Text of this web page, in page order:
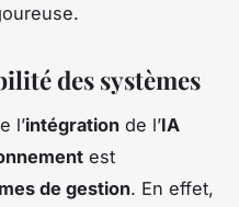
des systèmes
l’intégration de l’IA
est
de gestion. En effet,